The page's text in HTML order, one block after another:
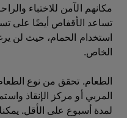
مكانهم الآمن للاختباء
تساعد الأقفاص أيضًا على
استخدام الحمام، حيث لن
الخاص.
الطعام. تحقق من نوع
المربي أو مركز الإنقاذ
لمدة أسبوع على الأقل.